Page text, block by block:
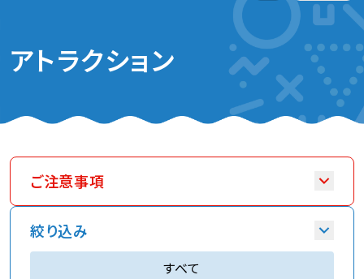
アトラクション
ご注意事項
アトラクションごとに身長・年齢制限があり、フリ
アトラクションは3歳から有料で同伴の方も有料
絞り込み
すべて